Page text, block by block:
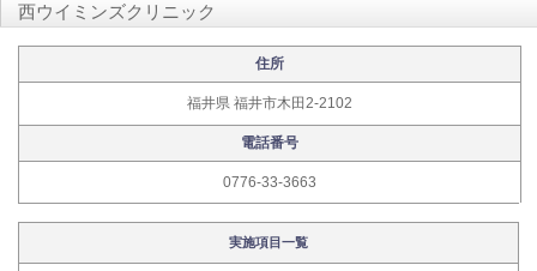
西ウイミンズクリニック
住所
福井県 福井市木田2-2102
電話番号
0776-33-3663
実施項目一覧